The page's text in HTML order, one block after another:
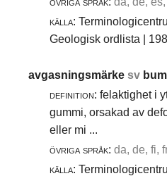
källa:
Geologisk ordlista |
avgasningsmärkesv
definition: felaktighet i
gummi, orsakad av
eller mi ...
övriga språk: da, de, fi,
källa: